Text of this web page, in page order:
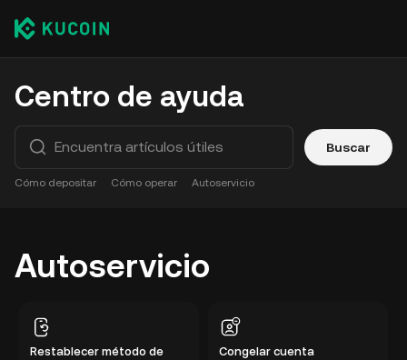
Centro de ayuda
Buscar
Cómo depositar Cómo operar Autoservicio
Autoservicio
Restablecer método de
Congelar cuenta